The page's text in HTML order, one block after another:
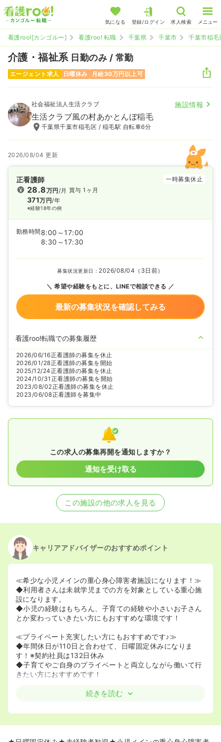
気になる 登録/ログイン 求人検索 メニュー
看護roo![カンゴルー] 看護roo! 転職 千葉県 千葉市 千葉市稲毛
介護・福祉系 日勤のみ / 常勤
エージェント求人 日曜休み 月給30万円以上可
社会福祉法人生活クラブ 施設情報
生活クラブ風の村あかとんぼ稲毛
千葉県千葉市稲毛区 / 稲毛駅 自転車6分
2026/08/04 更新
正看護師 一時募集休止
28.8万円/月
371万円/年
※経験18年の例
賞与 1ヶ月
勤務時間 8:00～17:00
8:30～17:30
募集状況更新日： 2026/08/04（3日前）
希望や経験をもとに、LINEで相談できる
最新の募集状況を確認してみる
看護roo!転職での募集履歴
2026/06/16正看護師の募集を休止
2026/01/28正看護師の募集を開始
2025/12/24正看護師の募集を休止
2024/10/31 正看護師の募集を開始
2023/08/02正看護師の募集を休止
2023/06/08正看護師を募集中
この求人の募集再開を通知しますか？
通知を受け取る
この施設の他の求人を見る
キャリアアドバイザーのおすすめポイント
≪希少な小児メインの重心身心障害者施設になります！≫
◆利用者さんは未就学児までの方を対象としている重心施
設になります。
◆小児の経験はもちろん、子育ての経験や小さいお子さん
とか変わっていきたい方にもおすすめな環境です！
≪プライベート充実したい方にもおすすめです♪≫
◆年間休日が110日と合わせて、日曜固定休みになりま
す！※契約社員は132日休み
◆子育てやご自身のプライベートと両立しながら働いて行
きたい方におすすめです！
≪母体安定★福利厚生も充実です♪≫
社会福祉法人生活クラブが運営母体になります。
続きを読む